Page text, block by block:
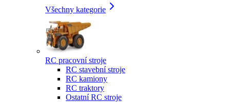
Všechny kategorie
RC pracovní stroje
RC stavební stroje
RC kamiony
RC traktory
Ostatní RC stroje